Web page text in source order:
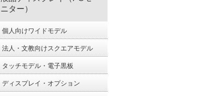
ニター）
個人向けワイドモデル
法人・文教向けスクエアモデル
タッチモデル・電子黒板
ディスプレイ・オプション